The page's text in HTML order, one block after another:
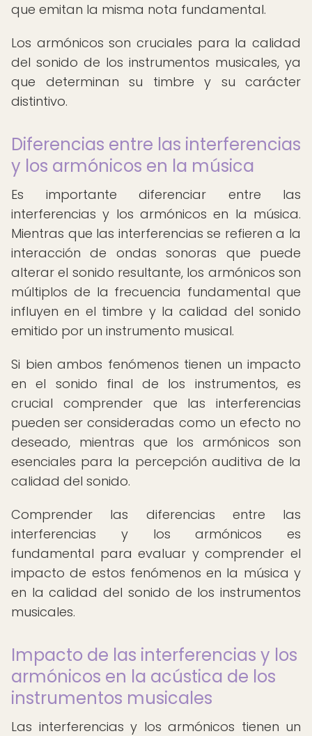
que emitan la misma nota fundamental.
Los armónicos son cruciales para la calidad
del sonido de los instrumentos musicales, ya
que determinan su timbre y su carácter
distintivo.
Diferencias entre las interferencias
y los armónicos en la música
Es importante diferenciar entre las
interferencias y los armónicos en la música.
Mientras que las interferencias se refieren a la
interacción de ondas sonoras que puede
alterar el sonido resultante, los armónicos son
múltiplos de la frecuencia fundamental que
influyen en el timbre y la calidad del sonido
emitido por un instrumento musical.
Si bien ambos fenómenos tienen un impacto
en el sonido final de los instrumentos, es
crucial comprender que las interferencias
pueden ser consideradas como un efecto no
deseado, mientras que los armónicos son
esenciales para la percepción auditiva de la
calidad del sonido.
Comprender las diferencias entre las
interferencias y los armónicos es
fundamental para evaluar y comprender el
impacto de estos fenómenos en la música y
en la calidad del sonido de los instrumentos
musicales.
Impacto de las interferencias y los
armónicos en la acústica de los
instrumentos musicales
Las interferencias y los armónicos tienen un